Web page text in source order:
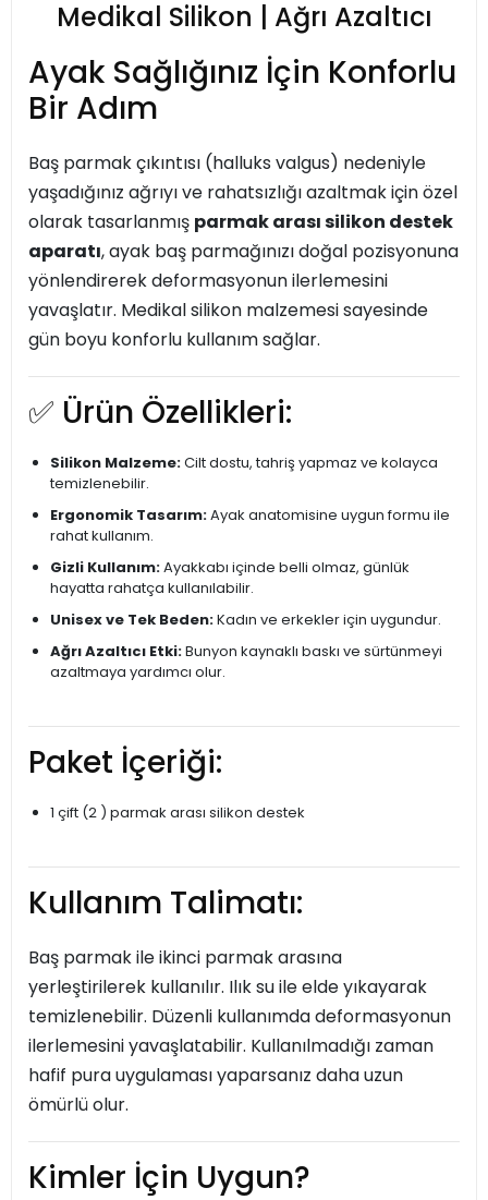
Medikal Silikon | Ağrı Azaltıcı
Ayak Sağlığınız İçin Konforlu
Bir Adım
Baş parmak çıkıntısı (halluks valgus) nedeniyle
yaşadığınız ağrıyı ve rahatsızlığı azaltmak için özel
olarak tasarlanmış parmak arası silikon destek
aparatı, ayak baş parmağınızı doğal pozisyonuna
yönlendirerek deformasyonun ilerlemesini
yavaşlatır. Medikal silikon malzemesi sayesinde
gün boyu konforlu kullanım sağlar.
✅ Ürün Özellikleri:
Silikon Malzeme:Cilt dostu, tahriş yapmaz ve kolayca
temizlenebilir.
Ergonomik Tasarım:Ayak anatomisine uygun formu ile
rahat kullanım.
Gizli Kullanım:Ayakkabı içinde belli olmaz, günlük
hayatta rahatça kullanılabilir.
Unisex ve Tek Beden:Kadın ve erkekler için uygundur.
Ağrı Azaltıcı Etki:Bunyon kaynaklı baskı ve sürtünmeyi
azaltmaya yardımcı olur.
Paket İçeriği:
1 çift (2 ) parmak arası silikon destek
Kullanım Talimatı:
Baş parmak ile ikinci parmak arasına
yerleştirilerek kullanılır. Ilık su ile elde yıkayarak
temizlenebilir. Düzenli kullanımda deformasyonun
ilerlemesini yavaşlatabilir. Kullanılmadığı zaman
hafif pura uygulaması yaparsanız daha uzun
ömürlü olur.
Kimler İçin Uygun?